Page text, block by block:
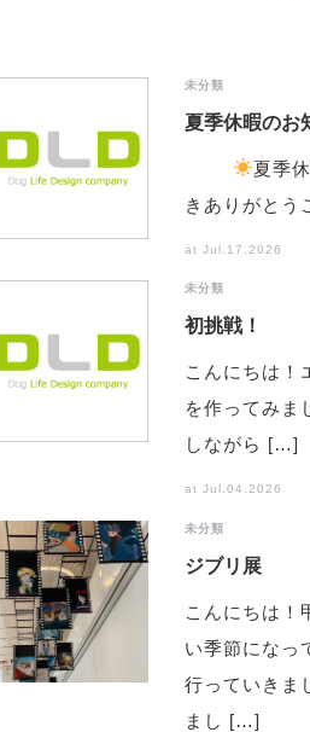
未分類
夏季休暇のお
夏季
きありがとう
at Jul.17.2026
未分類
初挑戦！
こんにちは
を作ってみま
しながら […]
at Jul.04.2026
未分類
ジブリ展
こんにちは！
い季節になっ
行っていきま
まし […]